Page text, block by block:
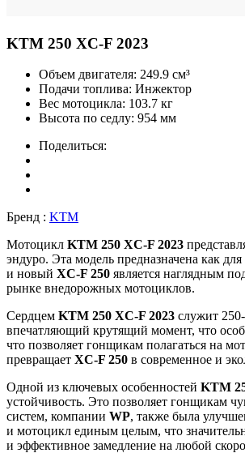
KTM 250 XC-F 2023
Объем двигателя: 249.9 см³
Подачи топлива: Инжектор
Вес мотоцикла: 103.7 кг
Высота по седлу: 954 мм
Поделиться:
Бренд : KTM
Мотоцикл KTM 250 XC-F 2023
эндуро. Эта модель предназначена как
и новый XC-F 250 является наглядным
рынке внедорожных мотоциклов.
Сердцем KTM 250 XC-F 2023 служит
впечатляющий крутящий момент, что
что позволяет гонщикам полагаться на
превращает XC-F 250 в современное и
Одной из ключевых особенностей KTM
устойчивость. Это позволяет гонщикам
систем, компании WP, также была
и мотоцикл единым целым, что
и эффективное замедление на любой